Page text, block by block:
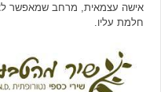
אישה עצמאית, מרחב שמאפשר
חלמת עליו.